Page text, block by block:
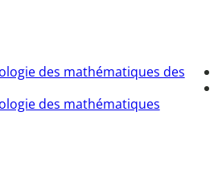
des mathématiques des
des mathématiques